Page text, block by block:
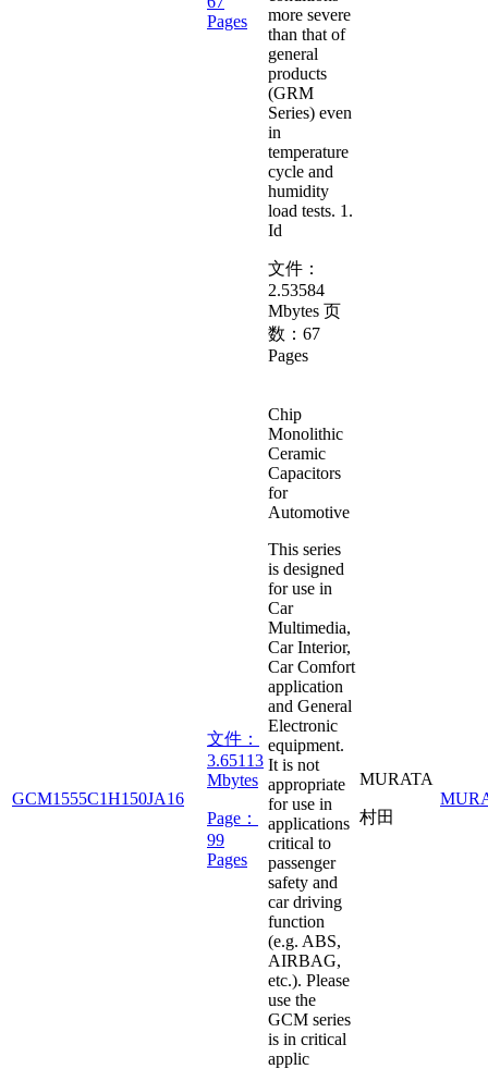
Pages
more severe
than that of
general
products
(GRM
Series) even
in
temperature
cycle and
humidity
load tests. 1.
Id
文件：
2.53584
Mbytes 页
数： 67
Pages
GCM1555C1H150JA16
文件：
3.65113
Mbytes
Page：
99
Pages
Chip
Monolithic
Ceramic
Capacitors
for
Automotive
This series
is designed
for use in
Car
Multimedia,
Car Interior,
Car Comfort
application
and General
Electronic
equipment.
It is not
appropriate
for use in
applications
critical to
passenger
safety and
car driving
function
(e.g. ABS,
AIRBAG,
etc.). Please
use the
GCM series
is in critical
applic
MURATA
村田